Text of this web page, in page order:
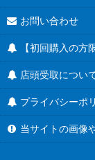
お問い合わせ
【初回購入の
店頭受取につい
プライバシーポ
当サイトの画像